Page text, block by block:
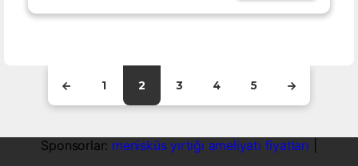
1 2 3 4 5
Sponsorlar: menisküs yırtığı ameliyatı fiyatları